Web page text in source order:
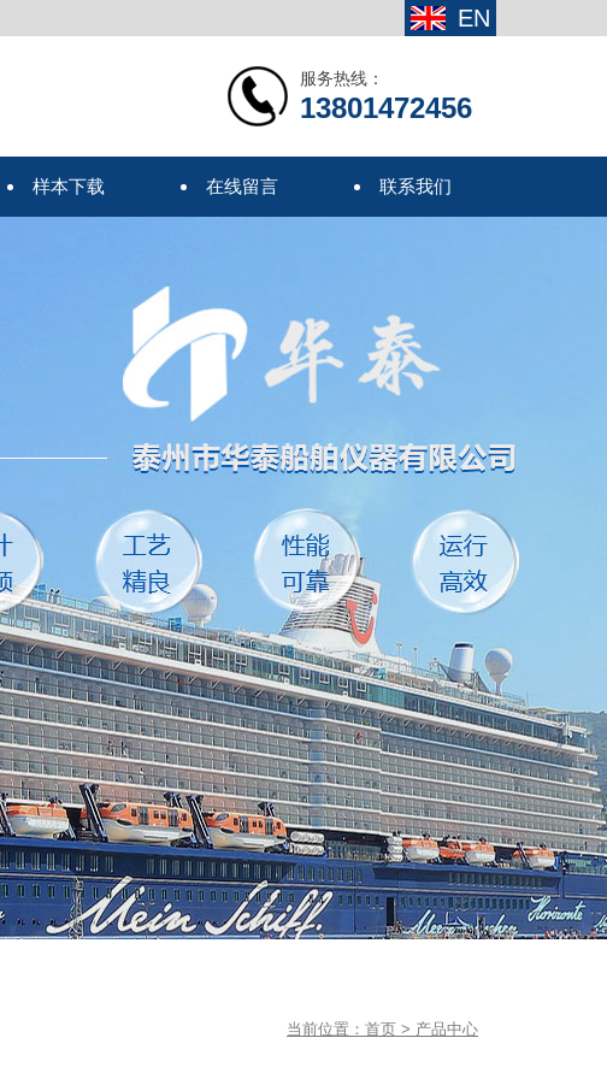
EN
服务热线：
13801472456
样本下载 在线留言 联系我们
当前位置： 首页 > 产品中心